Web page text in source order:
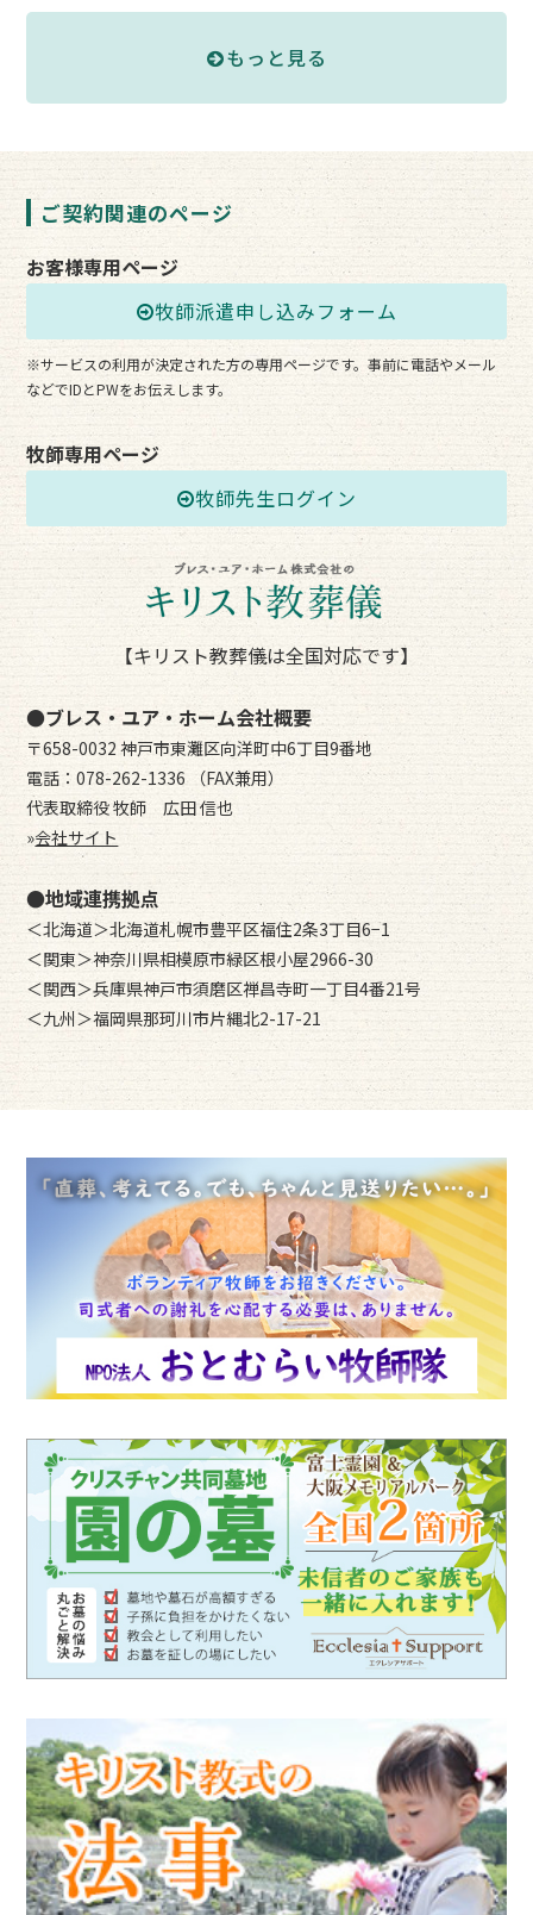
もっと見る
ご契約関連のページ
お客様専用ページ
牧師派遣申し込みフォーム
※サービスの利用が決定された方の専用ページです。事前に電話やメール
などでIDとPWをお伝えします。
牧師専用ページ
牧師先生ログイン
【キリスト教葬儀は全国対応です】
●ブレス・ユア・ホーム会社概要
〒658-0032 神戸市東灘区向洋町中6丁目9番地
電話：078-262-1336 （FAX兼用）
代表取締役 牧師 広田 信也
»会社サイト
●地域連携拠点
＜北海道＞北海道札幌市豊平区福住2条3丁目6−1
＜関東＞神奈川県相模原市緑区根小屋2966-30
＜関西＞兵庫県神戸市須磨区禅昌寺町一丁目4番21号
＜九州＞福岡県那珂川市片縄北2-17-21